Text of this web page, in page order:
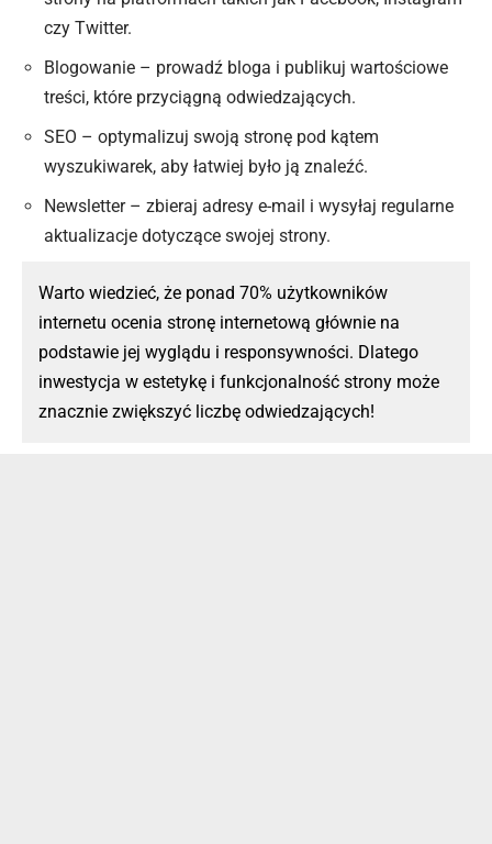
czy Twitter.
Blogowanie – prowadź bloga i publikuj wartościowe
treści, które przyciągną odwiedzających.
SEO – optymalizuj swoją stronę pod kątem
wyszukiwarek, aby łatwiej było ją znaleźć.
Newsletter – zbieraj adresy e-mail i wysyłaj regularne
aktualizacje dotyczące swojej strony.
Warto wiedzieć, że ponad 70% użytkowników
internetu ocenia stronę internetową głównie na
podstawie jej wyglądu i responsywności. Dlatego
inwestycja w estetykę i funkcjonalność strony może
znacznie zwiększyć liczbę odwiedzających!